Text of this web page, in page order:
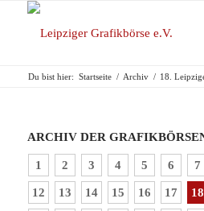
Du bist hier: Startseite / Archiv / 18.
ARCHIV DER
1 2 3 4 5 6 7
12 13 14 15 16 17 18